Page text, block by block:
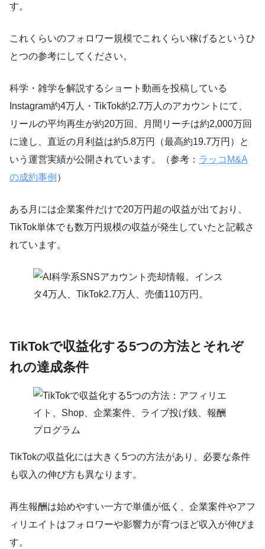
す。
これくらいのフォロワー規模でこれくらい稼げるというひ
とつの参考にしてください。
科学・雑学を解説するショート動画を投稿している
Instagram約4万人・TikTok約2.7万人のアカウントにて、
リールの平均再生が約20万回、月間リーチは約2,000万回
に達し、直近の月利益は約5.8万円（最高約19.7万円）と
いう運営実績が公開されています。（参考： ラッコM&A
の成約事例 ）
ある月には企業案件だけで20万円超の収益が出ており、
TikTok単体でも数万円規模の収益が発生していたと記載さ
れています。
TikTokで収益化する5つの方法とそれぞ
れの達成条件
TikTokの収益化には大きく5つの方法があり、必要な条件
も収入の伸び方も異なります。
再生報酬は始めやすい一方で単価が低く、企業案件やアフ
ィリエイトはフォロワーや影響力が育つほど収入が伸びま
す。